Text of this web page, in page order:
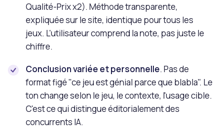
Qualité-Prix x2). Méthode transparente,
expliquée sur le site, identique pour tous les
jeux. L'utilisateur comprend la note, pas juste le
chiffre.
Conclusion variée et personnelle. Pas de
format figé "ce jeu est génial parce que blabla". Le
ton change selon le jeu, le contexte, l'usage cible.
C'est ce qui distingue éditorialement des
concurrents IA.